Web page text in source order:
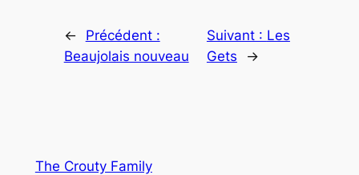
←
Précédent :
Beaujolais nouveau
Suivant : Les
Gets
→
The Crouty Family